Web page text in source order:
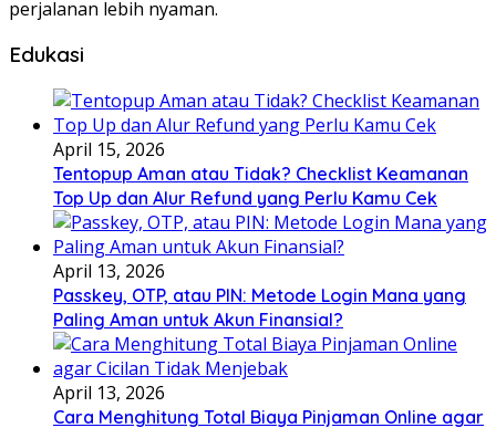
perjalanan lebih nyaman.
Edukasi
April 15, 2026
Tentopup Aman atau Tidak? Checklist Keamanan
Top Up dan Alur Refund yang Perlu Kamu Cek
April 13, 2026
Passkey, OTP, atau PIN: Metode Login Mana yang
Paling Aman untuk Akun Finansial?
April 13, 2026
Cara Menghitung Total Biaya Pinjaman Online agar